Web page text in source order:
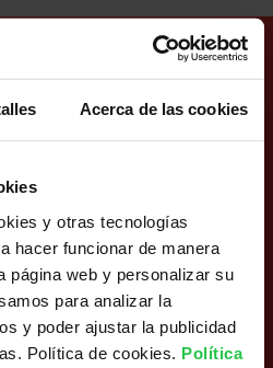
Acerca de las cookies
y otras tecnologías
hacer funcionar de manera
página web y personalizar su
para analizar la
y poder ajustar la publicidad
Política de cookies. Política
voluntaria que ha
oncológico que tú y
miedos, preocupaciones o